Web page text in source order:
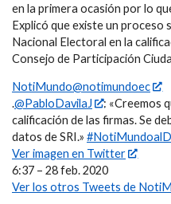
en la primera ocasión por lo
Explicó que existe un proceso
Nacional Electoral en la
Consejo de Participación
NotiMundo@notimundoec
.@PabloDavilaJ
: «Creemos
calificación de las firmas. Se
datos de SRI.»
Ver imagen en Twitter
6:37 – 28 feb. 2020
Ver los otros Tweets de